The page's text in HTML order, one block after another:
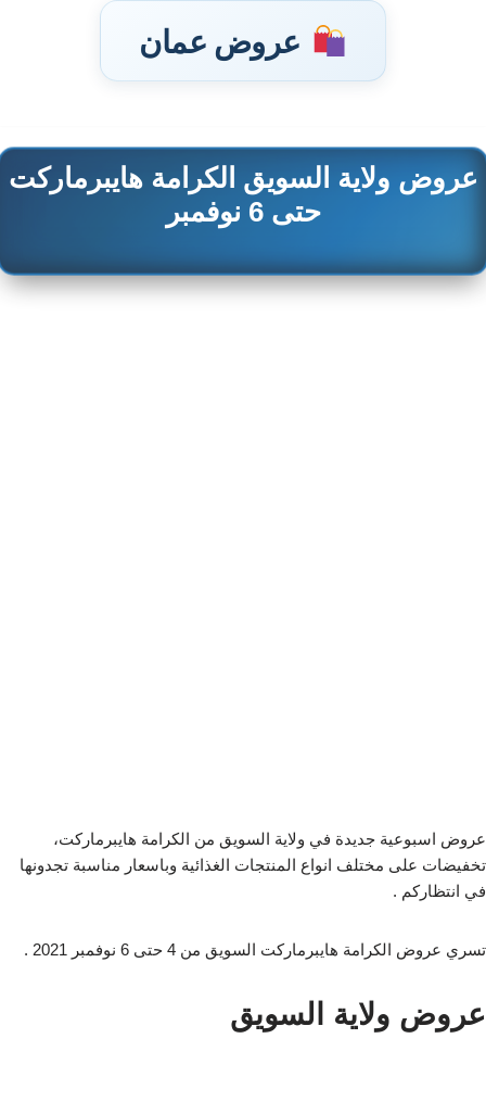
عروض عمان
تخطى
إلى
عروض ولاية السويق الكرامة هايبرماركت
حتى 6 نوفمبر
عروض اسبوعية جديدة في ولاية السويق من الكرامة هايبرماركت،
تخفيضات على مختلف انواع المنتجات الغذائية وباسعار مناسبة تجدونها
في انتظاركم .
تسري عروض الكرامة هايبرماركت السويق من 4 حتى 6 نوفمبر 2021 .
عروض ولاية السويق